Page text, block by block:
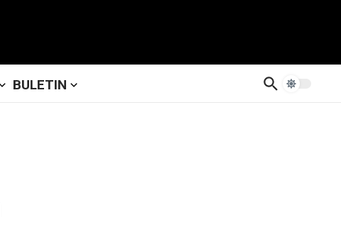
BULETIN